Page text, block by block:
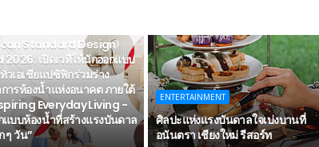
Standard Design
เปิดเวทีให้นักออกแบบ
วเอเชียแปซิฟิกร่วมร่าง
ารห้องน้ำแห่งอนาคต ภายใต้
Everyday Living -
แบบห้องน้ำที่สร้างแรงบันดาล
ๆ วัน”
ENTERTAINMENT
ศิลปะแห่งแรงบันดาลใจเบ่งบานที่
อนันตรา เชียงใหม่ รีสอร์ท